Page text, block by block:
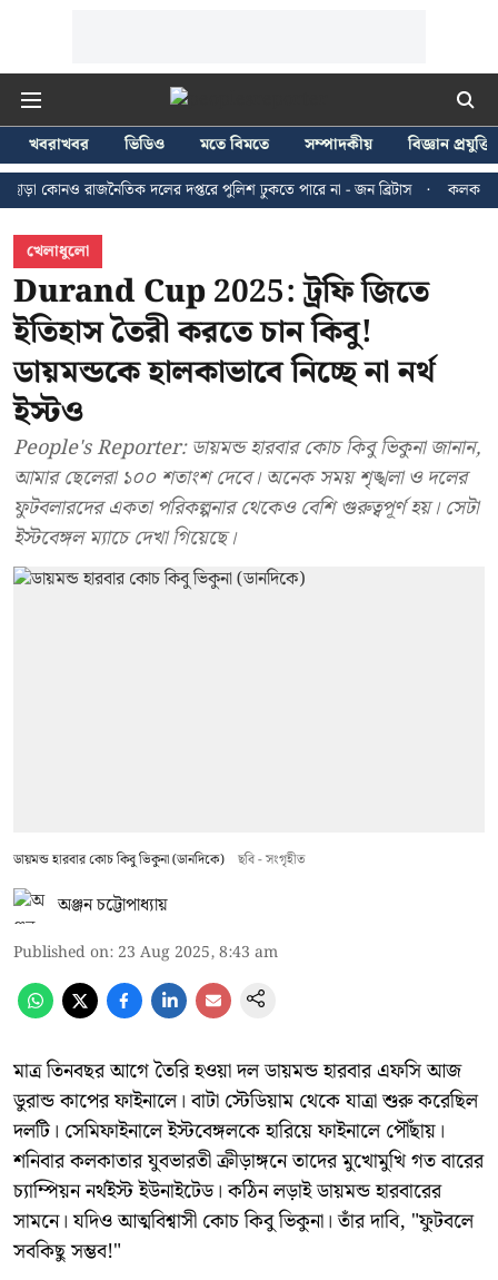
খবরাখবর ভিডিও মতে বিমতে সম্পাদকীয়
বিজ্ঞান প্রযুক্তি
রাজনৈতিক দলের দপ্তরে পুলিশ ঢুকতে পারে না - জন ব্রিটাস
কলকাতায় ২৪
খেলাধুলো
Durand Cup 2025: ট্রফি জিতে
ইতিহাস তৈরী করতে চান কিবু!
ডায়মন্ডকে হালকাভাবে নিচ্ছে না নর্থ
ইস্টও
People's Reporter: ডায়মন্ড হারবার কোচ কিবু ভিকুনা জানান,
আমার ছেলেরা ১০০ শতাংশ দেবে। অনেক সময় শৃঙ্খলা ও দলের
ফুটবলারদের একতা পরিকল্পনার থেকেও বেশি গুরুত্বপূর্ণ হয়। সেটা
ইস্টবেঙ্গল ম্যাচে দেখা গিয়েছে।
ডায়মন্ড হারবার কোচ কিবু ভিকুনা (ডানদিকে) ছবি - সংগৃহীত
অঞ্জন চট্টোপাধ্যায়
Published on: 23 Aug 2025, 8:43 am
মাত্র তিনবছর আগে তৈরি হওয়া দল ডায়মন্ড হারবার এফসি আজ
ডুরান্ড কাপের ফাইনালে। বাটা স্টেডিয়াম থেকে যাত্রা শুরু করেছিল
দলটি। সেমিফাইনালে ইস্টবেঙ্গলকে হারিয়ে ফাইনালে পৌঁছায়।
শনিবার কলকাতার যুবভারতী ক্রীড়াঙ্গনে তাদের মুখোমুখি গত বারের
চ্যাম্পিয়ন নর্থইস্ট ইউনাইটেড। কঠিন লড়াই ডায়মন্ড হারবারের
সামনে। যদিও আত্মবিশ্বাসী কোচ কিবু ভিকুনা। তাঁর দাবি, "ফুটবলে
সবকিছু সম্ভব!"